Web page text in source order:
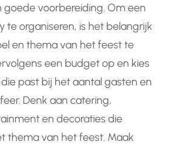
goede voorbereiding. Om een
te organiseren, is het belangrijk
en thema van het feest te
een budget op en kies
past bij het aantal gasten en
Denk aan catering,
en decoraties die
thema van het feest. Maak